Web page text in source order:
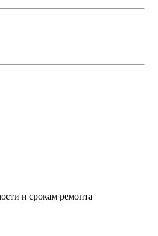
и срокам ремонта